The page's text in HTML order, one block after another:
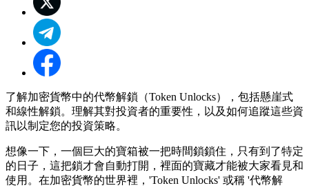
了解加密貨幣中的代幣解鎖（Token Unlocks），包括懸崖式
和線性解鎖。理解其對投資者的重要性，以及如何追蹤這些資
訊以制定您的投資策略。
想像一下，一個巨大的寶箱被一把時間鎖鎖住，只有到了特定
的日子，這把鎖才會自動打開，裡面的寶藏才能被大家看見和
使用。在加密貨幣的世界裡，'Token Unlocks' 或稱 '代幣解